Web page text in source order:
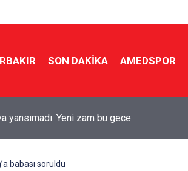
SON DAKIKA AMEDSPOR
maçı öncesi kardeşlik vurgusu
babası soruldu